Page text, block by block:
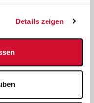
Details zeigen